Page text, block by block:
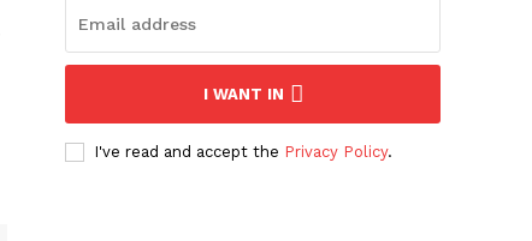
I WANT IN
I've read and accept the Privacy Policy.